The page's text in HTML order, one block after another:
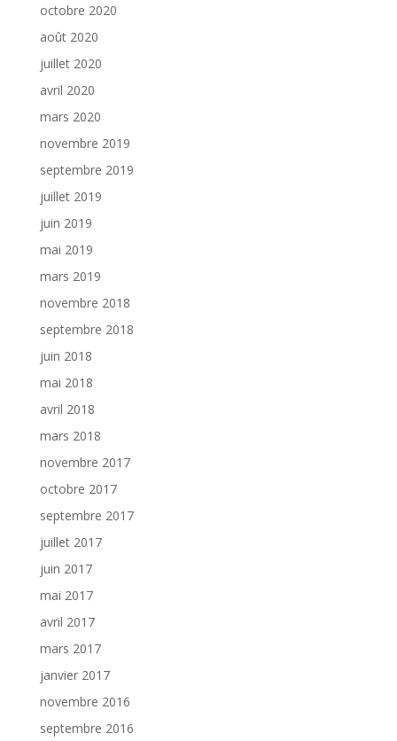
octobre 2020
août 2020
juillet 2020
avril 2020
mars 2020
novembre 2019
septembre 2019
juillet 2019
juin 2019
mai 2019
mars 2019
novembre 2018
septembre 2018
juin 2018
mai 2018
avril 2018
mars 2018
novembre 2017
octobre 2017
septembre 2017
juillet 2017
juin 2017
mai 2017
avril 2017
mars 2017
janvier 2017
novembre 2016
septembre 2016